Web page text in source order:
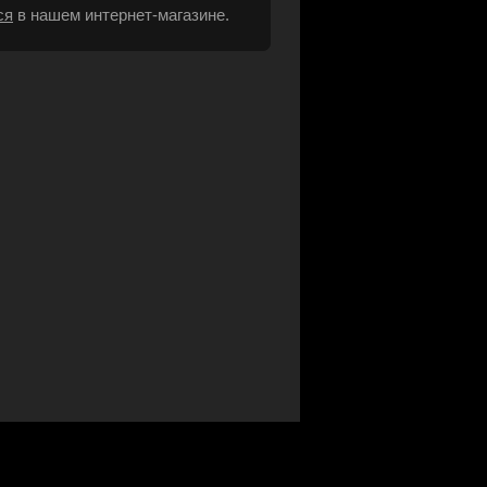
в нашем интернет-магазине.